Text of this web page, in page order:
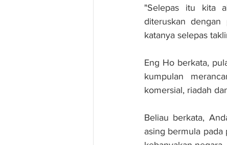
"Selepas itu kita
diteruskan
katanya selepas
Eng Ho berkata,
kumpulan
komersial, riadah
Beliau berkata,
asing bermula